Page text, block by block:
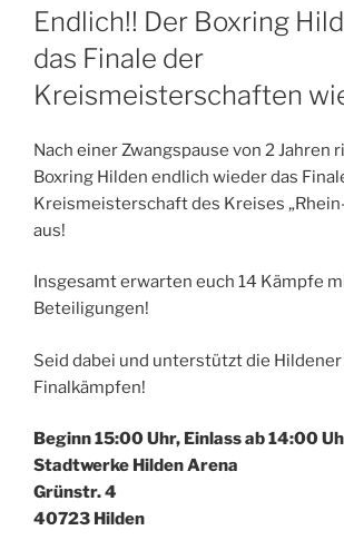
AM
Endlich!! Der Boxring
das Finale der
Kreismeisterschaften
Nach einer Zwangspause von 2 Jahren
Boxring Hilden endlich wieder das
Kreismeisterschaft des Kreises
aus!
Insgesamt erwarten euch 14 Kämpfe
Beteiligungen!
Seid dabei und unterstützt die Hildener
Finalkämpfen!
Beginn 15:00 Uhr, Einlass ab 14:00
Stadtwerke Hilden Arena
Grünstr. 4
40723 Hilden